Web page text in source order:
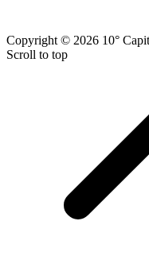
Copyright © 2026 10°
Scroll to top